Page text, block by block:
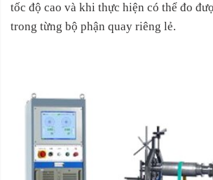
tốc độ cao và khi thực hiện có thể đo
trong từng bộ phận quay riêng lẻ.